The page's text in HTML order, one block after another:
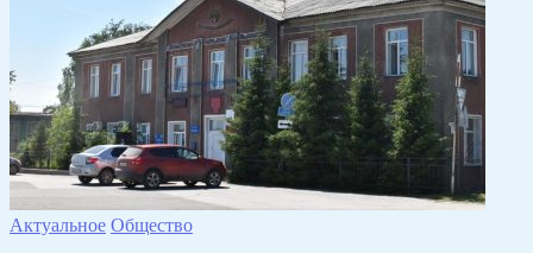
Актуальное Общество